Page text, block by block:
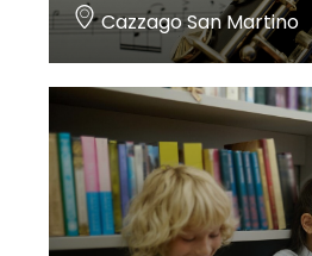
Cazzago San Martino